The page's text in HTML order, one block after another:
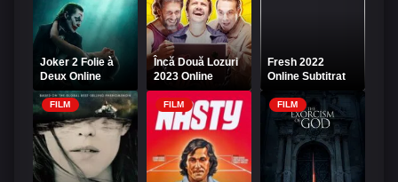
Joker 2 Folie à
Deux Online
Subtitrat
Încă Două Lozuri
2023 Online
Fresh 2022
Online Subtitrat
FILM FILM FILM